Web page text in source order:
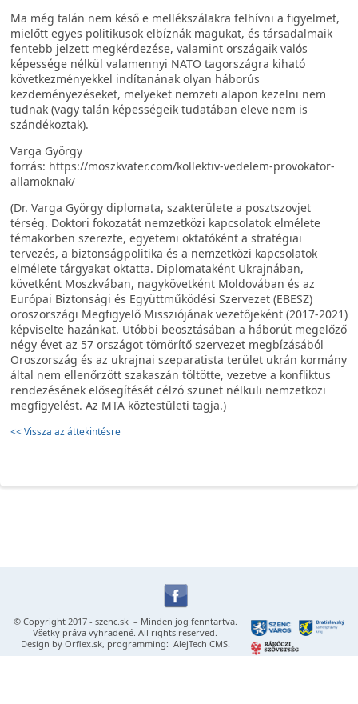
Ma még talán nem késő e mellékszálakra felhívni a figyelmet,
mielőtt egyes politikusok elbíznák magukat, és társadalmaik
fentebb jelzett megkérdezése, valamint országaik valós
képessége nélkül valamennyi NATO tagországra kiható
következményekkel indítanának olyan háborús
kezdeményezéseket, melyeket nemzeti alapon kezelni nem
tudnak (vagy talán képességeik tudatában eleve nem is
szándékoztak).
Varga György
forrás: https://moszkvater.com/kollektiv-vedelem-provokator-
allamoknak/
(Dr. Varga György diplomata, szakterülete a posztszovjet
térség. Doktori fokozatát nemzetközi kapcsolatok elmélete
témakörben szerezte, egyetemi oktatóként a stratégiai
tervezés, a biztonságpolitika és a nemzetközi kapcsolatok
elmélete tárgyakat oktatta. Diplomataként Ukrajnában,
követként Moszkvában, nagykövetként Moldovában és az
Európai Biztonsági és Együttműködési Szervezet (EBESZ)
oroszországi Megfigyelő Missziójának vezetőjeként (2017-2021)
képviselte hazánkat. Utóbbi beosztásában a háborút megelőző
négy évet az 57 országot tömörítő szervezet megbízásából
Oroszország és az ukrajnai szeparatista terület ukrán kormány
által nem ellenőrzött szakaszán töltötte, vezetve a konfliktus
rendezésének elősegítését célzó szünet nélküli nemzetközi
megfigyelést. Az MTA köztestületi tagja.)
<< Vissza az áttekintésre
© Copyright 2017 - szenc.sk– Minden jog fenntartva.
Všetky práva vyhradené. All rights reserved.
Design by Orflex.sk, programming: AlejTech CMS.